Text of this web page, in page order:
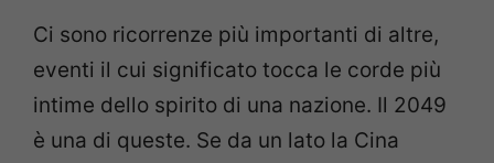
Ci sono ricorrenze più importanti di altre,
eventi il cui significato tocca le corde più
intime dello spirito di una nazione. Il 2049
è una di queste. Se da un lato la Cina